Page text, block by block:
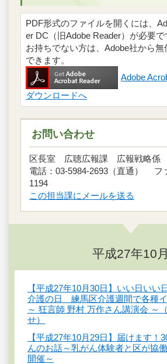
PDF形式のファイルを開くには、
er DC（旧Adobe Reader）が必要で
お持ちでない方は、Adobe社から無
できます。
Adobe
ダウンロードへ
お問い合わせ
区長室 広聴広報課 広報戦略係
電話：03-5984-2693（直通） フ
1194
この担当課にメールを送る
平成27年10月
【平成27年10月30日】いい日いい
介護の日 練馬区介護週間で各種イ
～ 狂言師 野村 万作さん講演会 ～
せ）
【平成27年10月29日】届けます！
んのお話～乳がん体験者と区が協
開催～